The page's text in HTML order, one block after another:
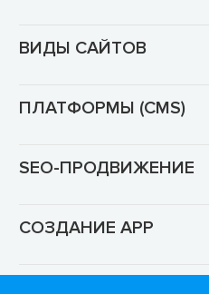
ВИДЫ САЙТОВ
ПЛАТФОРМЫ (CMS)
SEO-ПРОДВИЖЕНИЕ
СОЗДАНИЕ APP